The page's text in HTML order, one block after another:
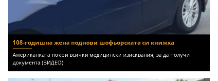
108-годишна жена поднови шофьорската си книжка
Американката покри всички медицински изисквания, за да получи
документа (ВИДЕО)